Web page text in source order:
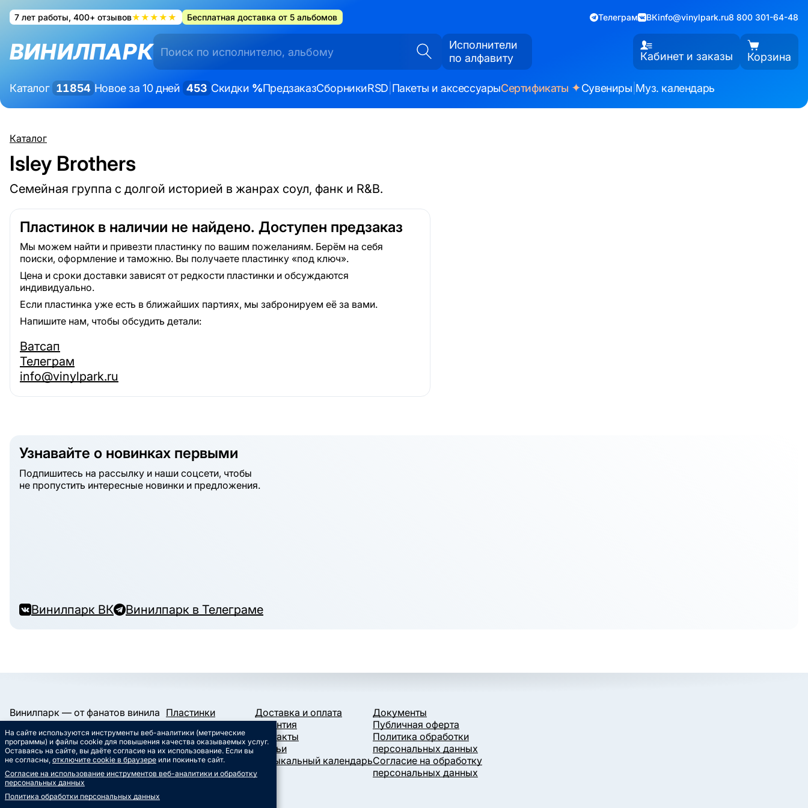
7 лет работы, 400+ отзывов★★★★★ Бесплатная доставка от 5 альбомов Телеграм ВКinfo@vinylpark.ru8 800 301-64-48
ВИНИЛПАРК
Исполнители
по алфавиту
Кабинет и заказы Корзина
Каталог 11854 Новое за 10 дней 453 Скидки %ПредзаказСборникиRSD Пакеты и аксессуарыСертификаты ✦Сувениры Муз. календарь
Каталог
Isley Brothers
Семейная группа с долгой историей в жанрах соул, фанк и R&B.
Пластинок в наличии не найдено. Доступен предзаказ
Мы можем найти и привезти пластинку по вашим пожеланиям. Берём на себя
поиски, оформление и таможню. Вы получаете пластинку «под ключ».
Цена и сроки доставки зависят от редкости пластинки и обсуждаются
индивидуально.
Если пластинка уже есть в ближайших партиях, мы забронируем её за вами.
Напишите нам, чтобы обсудить детали:
Ватсап
Телеграм
info@vinylpark.ru
Узнавайте о новинках первыми
Подпишитесь на рассылку и наши соцсети, чтобы
не пропустить интересные новинки и предложения.
Винилпарк ВК Винилпарк в Телеграме
Винилпарк — от фанатов винила
и для фанатов винила.
Работаем с 2019 года.
info@vinylpark.ru
8 800 301-64-48
Звонок бесплатный
ВК Телеграм
Пластинки
Конверты и пакеты
Слипматы
Сертификаты
Сувениры
Доставка и оплата
Гарантия
Контакты
Статьи
Музыкальный календарь
Документы
Публичная оферта
Политика обработки
персональных данных
Согласие на обработку
персональных данных
На сайте используются инструменты веб-аналитики (метрические
программы) и файлы cookie для повышения качества оказываемых услуг.
Оставаясь на сайте, вы даёте согласие на их использование. Если вы
не согласны, отключите cookie в браузере или покиньте сайт.
Согласие на использование инструментов веб-аналитики и обработку
персональных данных
Политика обработки персональных данных